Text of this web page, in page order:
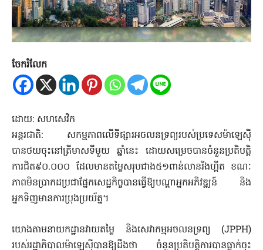
ចែករំលែក
ដោយ: សហសេវិក
អន្តរជាតិ: សកម្មភាពលើទីផ្សារអចលនទ្រព្យរបស់ប្រទេសម៉ាឡេស៊ី
បានថយចុះនៅត្រីមាសទីមួយ ឆ្នាំនេះ ដោយសម្រេចបានចំនួនប្រតិបត្តិ
ការជិត៩០.០០០ ដែលមានតម្លៃសរុបជាង៥១ពាន់លានរីងហ្គីត ខណៈ
ភាពមិនប្រាកដប្រជាផ្នែកសេដ្ឋកិច្ចបានធ្វើឱ្យបណ្តាអ្នកអភិវឌ្ឍន៍ និង
អ្នកទិញមានការប្រុងប្រយ័ត្ន។
យោងតាមនាយកដ្ឋានវាយតម្លៃ និងសេវាកម្មអចលនទ្រព្យ (JPPH)
របស់រដ្ឋាភិបាលម៉ាឡេសុីបានឱ្យដឹងថា ចំនួនប្រតិបត្តិការបានធ្លាក់ចុះ